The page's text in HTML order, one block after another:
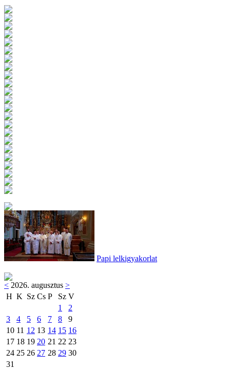
Papi lelkigyakorlat
< 2026. augusztus >
H K Sz Cs P Sz V
1
2
3
4 5 6 7 8
9
10 11 12 13 14 15 16
17 18 19 20 21 22 23
24 25 26 27 28 29 30
31